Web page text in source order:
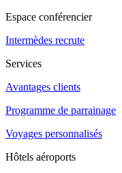
Espace conférencier
Intermèdes recrute
Services
Avantages clients
Programme de parrainage
Voyages personnalisés
Hôtels aéroports